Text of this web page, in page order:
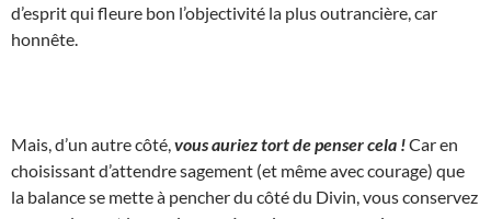
d’esprit qui fleure bon l’objectivité la plus outrancière, car
honnête.
Mais, d’un autre côté, vous auriez tort de penser cela !Car en
choisissant d’attendre sagement (et même avec courage) que
la balance se mette à pencher du côté du Divin, vous conservez